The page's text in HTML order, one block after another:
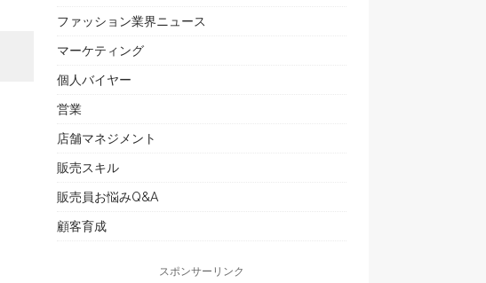
ファッション業界ニュース
マーケティング
個人バイヤー
営業
店舗マネジメント
販売スキル
販売員お悩みQ&A
顧客育成
スポンサーリンク